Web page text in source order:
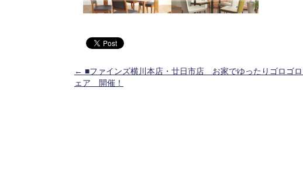
投稿ナビゲーション
← ■ファインズ横川本店・廿日市店 お家でゆったりゴロゴ
ェア 開催！